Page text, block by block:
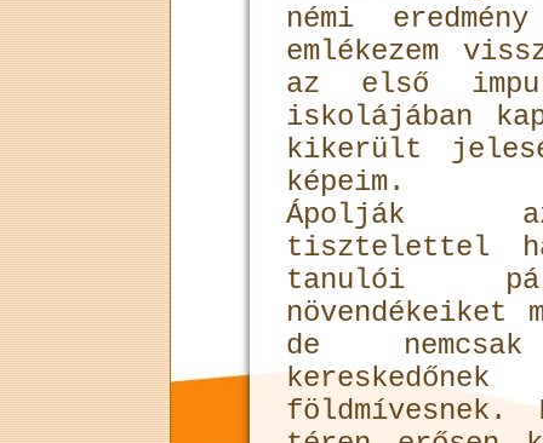
némi
emlékezem
az első
iskolájában
kikerült
képeim.
Ápolják
tisztelettel
tanulói
növendékeiket
de
földmívesnek.